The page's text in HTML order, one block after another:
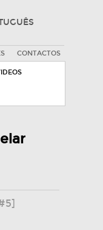
CONTACTOS